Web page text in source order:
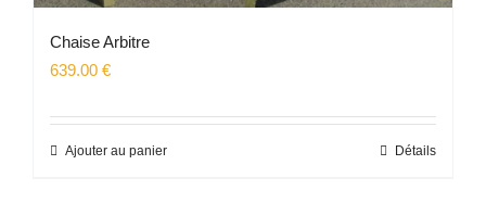
Chaise Arbitre
639.00 €
Ajouter au panier Détails